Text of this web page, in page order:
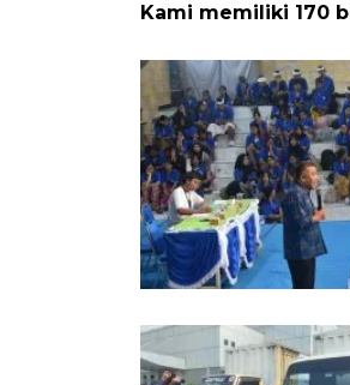
Kami memiliki 170